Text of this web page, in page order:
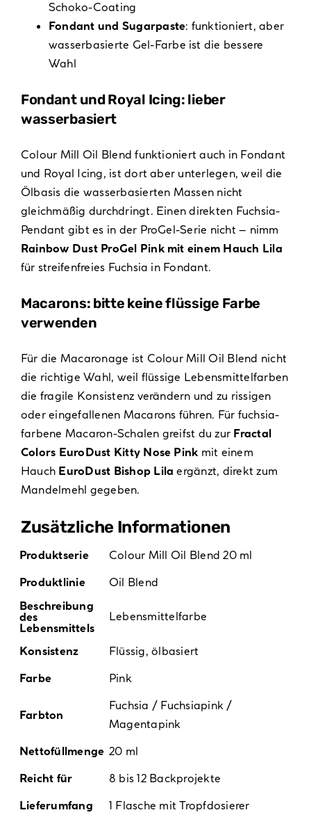
Schoko-Coating
Fondant und Sugarpaste: funktioniert, aber
wasserbasierte Gel-Farbe ist die bessere
Wahl
Fondant und Royal Icing: lieber
wasserbasiert
Colour Mill Oil Blend funktioniert auch in Fondant
und Royal Icing, ist dort aber unterlegen, weil die
Ölbasis die wasserbasierten Massen nicht
gleichmäßig durchdringt. Einen direkten Fuchsia-
Pendant gibt es in der ProGel-Serie nicht – nimm
Rainbow Dust ProGel Pink mit einem Hauch Lila
für streifenfreies Fuchsia in Fondant.
Macarons: bitte keine flüssige Farbe
verwenden
Für die Macaronage ist Colour Mill Oil Blend nicht
die richtige Wahl, weil flüssige Lebensmittelfarben
die fragile Konsistenz verändern und zu rissigen
oder eingefallenen Macarons führen. Für fuchsia-
farbene Macaron-Schalen greifst du zur Fractal
Colors EuroDust Kitty Nose Pink mit einem
Hauch EuroDust Bishop Lila ergänzt, direkt zum
Mandelmehl gegeben.
Zusätzliche Informationen
Produktserie
Colour Mill Oil Blend 20 ml
Produktlinie
Oil Blend
Beschreibung
des
Lebensmittels
Lebensmittelfarbe
Konsistenz
Flüssig, ölbasiert
Farbe
Pink
Farbton
Fuchsia / Fuchsiapink /
Magentapink
Nettofüllmenge 20 ml
Reicht für
8 bis 12 Backprojekte
Lieferumfang
1 Flasche mit Tropfdosierer